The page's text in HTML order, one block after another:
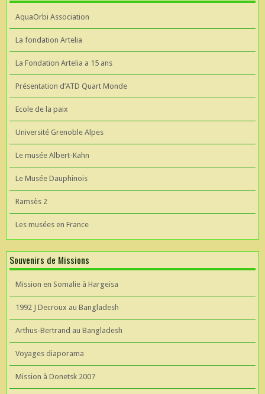
AquaOrbi Association
La fondation Artelia
La Fondation Artelia a 15 ans
Présentation d’ATD Quart Monde
Ecole de la paix
Université Grenoble Alpes
Le musée Albert-Kahn
Le Musée Dauphinois
Ramsès 2
Les musées en France
Souvenirs de Missions
Mission en Somalie à Hargeisa
1992 J Decroux au Bangladesh
Arthus-Bertrand au Bangladesh
Voyages diaporama
Mission à Donetsk 2007